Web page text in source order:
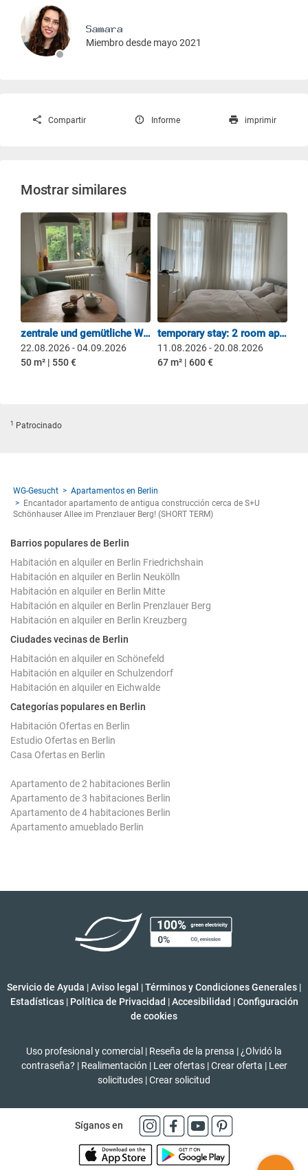
Miembro desde mayo 2021
Compartir Informe imprimir
Mostrar similares
zentrale und gemütliche Wohnung vom 22.8.-4.9.26 in Friedrichshain
22.08.2026 - 04.09.2026
50 m² | 550 €
temporary stay: 2 room apartment Prenzlauer Berg 67qm + balcony
11.08.2026 - 20.08.2026
67 m² | 600 €
1 Patrocinado
WG-Gesucht
Apartamentos en Berlin
Encantador apartamento de antigua construcción cerca de S+U
Schönhauser Allee im Prenzlauer Berg! (SHORT TERM)
Barrios populares de Berlin
Habitación en alquiler en Berlin Friedrichshain
Habitación en alquiler en Berlin Neukölln
Habitación en alquiler en Berlin Mitte
Habitación en alquiler en Berlin Prenzlauer Berg
Habitación en alquiler en Berlin Kreuzberg
Ciudades vecinas de Berlin
Habitación en alquiler en Schönefeld
Habitación en alquiler en Schulzendorf
Habitación en alquiler en Eichwalde
Categorías populares en Berlin
Habitación Ofertas en Berlin
Estudio Ofertas en Berlin
Casa Ofertas en Berlin
Apartamento de 2 habitaciones Berlin
Apartamento de 3 habitaciones Berlin
Apartamento de 4 habitaciones Berlin
Apartamento amueblado Berlin
Servicio de Ayuda |Aviso legal |Términos y Condiciones Generales |
Estadísticas | Política de Privacidad | Accesibilidad | Configuración
de cookies
Uso profesional y comercial | Reseña de la prensa | ¿Olvidó la
contraseña? | Realimentación | Leer ofertas | Crear oferta | Leer
solicitudes |Crear solicitud
Síganos en